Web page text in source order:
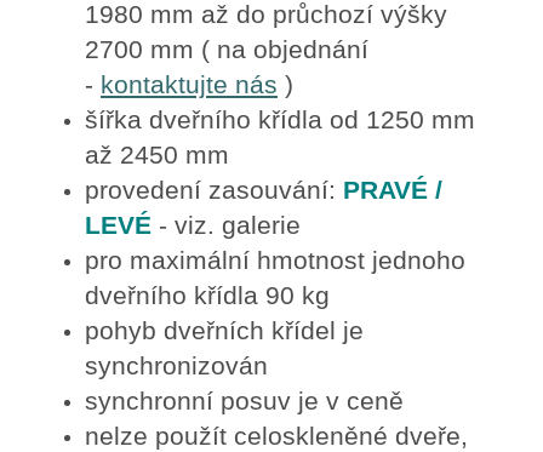
1980 mm až do průchozí výšky
2700 mm ( na objednání
- kontaktujte nás )
šířka dveřního křídla od 1250 mm
až 2450 mm
provedení zasouvání: PRAVÉ /
LEVÉ - viz. galerie
pro maximální hmotnost jednoho
dveřního křídla 90 kg
pohyb dveřních křídel je
synchronizován
synchronní posuv je v ceně
nelze použít celoskleněné dveře,